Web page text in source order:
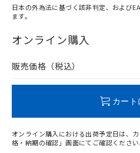
在庫等で未対応品が混在する
問い合わせください。
日本の外為法に基づく該非判定、および
ます。
オンライン購入
販売価格（税込）
カート
オンライン購入における出荷予定日は、
格・納期の確認」画面にてご確認ください